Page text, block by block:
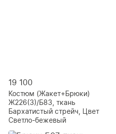
19 100
Костюм (Жакет+Брюки)
Ж226(3)/Б83, ткань
Бархатистый стрейч, Цвет
Светло-бежевый